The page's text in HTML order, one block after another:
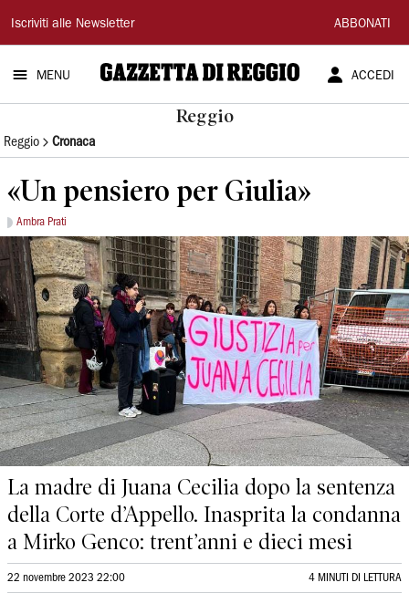
Gazzetta
di
Reggio
Iscriviti alle Newsletter ABBONATI
MENU ACCEDI
Reggio
Reggio Cronaca
«Un pensiero per Giulia»
Ambra Prati
La madre di Juana Cecilia dopo la sentenza
della Corte d’Appello. Inasprita la condanna
a Mirko Genco: trent’anni e dieci mesi
22 novembre 2023 22:00 4 MINUTI DI LETTURA